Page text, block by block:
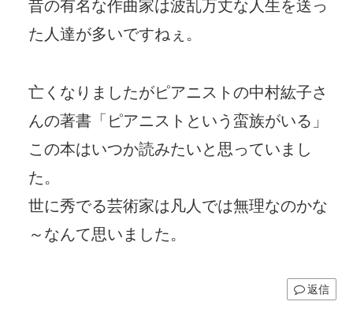
昔の有名な作曲家は波乱万丈な人生を送っ
た人達が多いですねぇ。
亡くなりましたがピアニストの中村紘子さ
んの著書「ピアニストという蛮族がいる」
この本はいつか読みたいと思っていまし
た。
世に秀でる芸術家は凡人では無理なのかな
～なんて思いました。
返信